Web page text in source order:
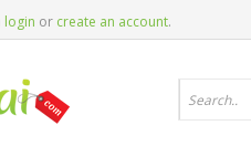
login or create an account.